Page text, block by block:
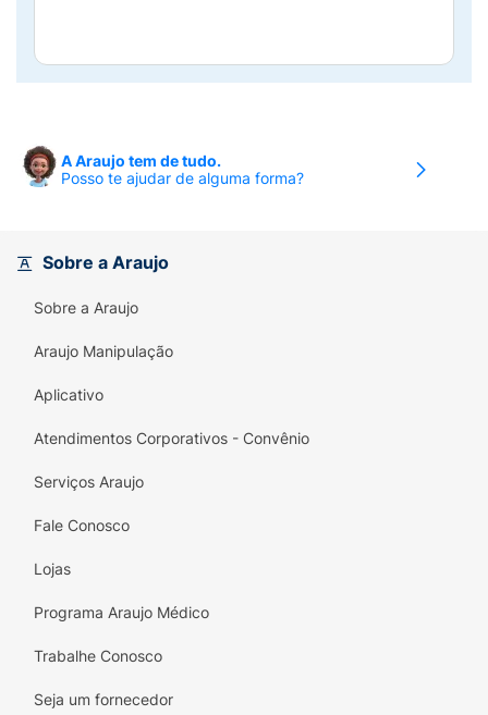
A Araujo tem de tudo.
Posso te ajudar de alguma forma?
Sobre a Araujo
Sobre a Araujo
Araujo Manipulação
Aplicativo
Atendimentos Corporativos - Convênio
Serviços Araujo
Fale Conosco
Lojas
Programa Araujo Médico
Trabalhe Conosco
Seja um fornecedor